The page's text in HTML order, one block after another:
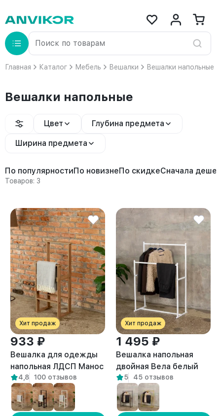
Главная Каталог Мебель Вешалки Вешалки напольные
Вешалки напольные
Цвет Глубина предмета
Ширина предмета
По популярностиПо новизнеПо скидкеСначала
Товаров: 3
Хит продаж
933 ₽
Вешалка для одежды
напольная ЛДСП Манос
амаретто
4,8 100 отзывов
Хит продаж
1 495 ₽
Вешалка напольная
двойная Вела белый
5 45 отзывов